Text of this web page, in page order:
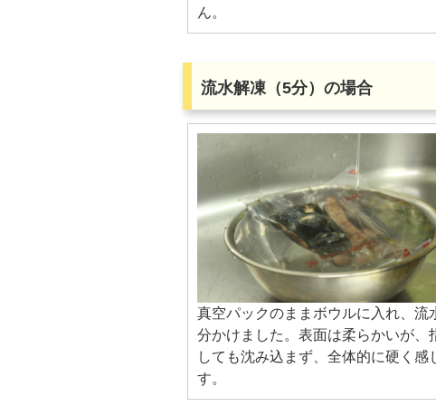
ん。
流水解凍（5分）の場合
真空パックのままボウルに入れ、流
分かけました。表面は柔らかいが、
しても沈み込まず、全体的に硬く感
す。